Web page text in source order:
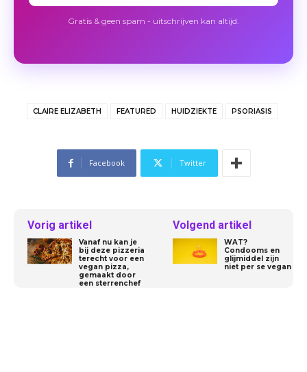
Gratis & geen spam - uitschrijven kan altijd.
CLAIRE ELIZABETH FEATURED HUIDZIEKTE PSORIASIS
Facebook Twitter
Vorig artikel
Vanaf nu kan je
bij deze pizzeria
terecht voor een
vegan pizza,
gemaakt door
een sterrenchef
Volgend artikel
WAT?
Condooms en
glijmiddel zijn
niet per se vegan